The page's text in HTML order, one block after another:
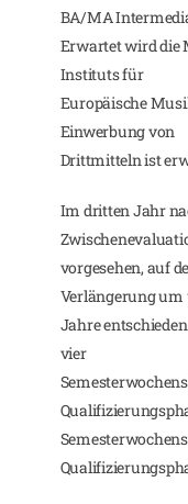
BA/MA
Erwartet wird die
Instituts für
Europäische
Einwerbung von
Drittmitteln ist
Im dritten Jahr
vorgesehen, auf
Verlängerung um
Jahre
vier